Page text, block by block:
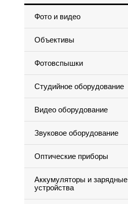
Фото и видео
Объективы
Фотовспышки
Студийное оборудование
Видео оборудование
Звуковое оборудование
Оптические приборы
Аккумуляторы и зарядные
устройства